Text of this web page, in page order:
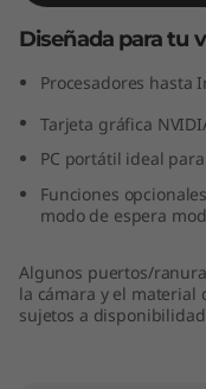
1
4
n
Diseñada para tu
Procesadores hasta
Tarjeta gráfica
PC portátil ideal
Funciones
modo de espera
Algunos puertos/
la cámara y el material
sujetos a